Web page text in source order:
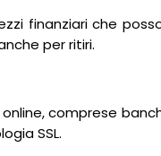
finanziari che
per ritiri.
comprese
SSL.